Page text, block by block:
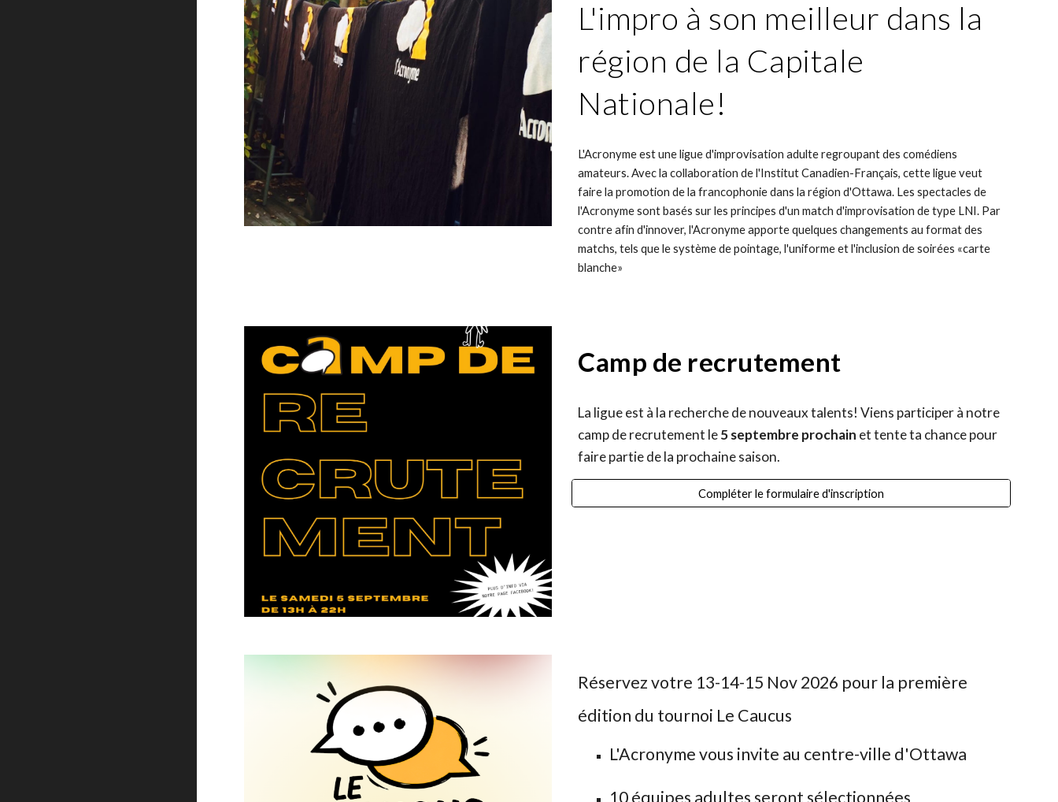
L'impro à son meilleur dans la
région de la Capitale
Nationale!
L'Acronyme est une ligue d'improvisation adulte regroupant des comédiens
amateurs. Avec la collaboration de l'Institut Canadien-Français, cette ligue veut
faire la promotion de la francophonie dans la région d'Ottawa. Les spectacles de
l'Acronyme sont basés sur les principes d'un match d'improvisation de type LNI. Par
contre afin d'innover, l'Acronyme apporte quelques changements au format des
matchs, tels que le système de pointage, l'uniforme et l'inclusion de soirées «carte
blanche»
Camp de recrutement
La ligue est à la recherche de nouveaux talents! Viens participer à notre
camp de recrutement le5 septembre prochain et tente ta chance pour
faire partie de la prochaine saison.
Compléter le formulaire d'inscription
Réservez votre 13-14-15 Nov 2026 pour la première
édition du tournoi Le Caucus
L'Acronyme vous invite au centre-ville d'Ottawa
10 équipes adultes seront sélectionnées